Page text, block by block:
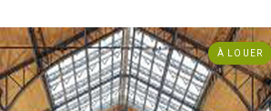
À LOUER